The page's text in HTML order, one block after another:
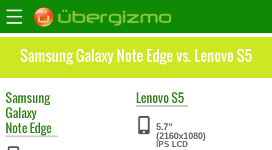
Samsung Galaxy Note Edge vs. Lenovo S5
Samsung
Galaxy
Note Edge
LenovoS5
5.7"
(2160x1080)
IPS LCD